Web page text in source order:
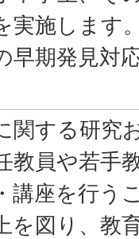
実施します
早期発見対
関する研究
教員や若手
講座を行う
を図り、教